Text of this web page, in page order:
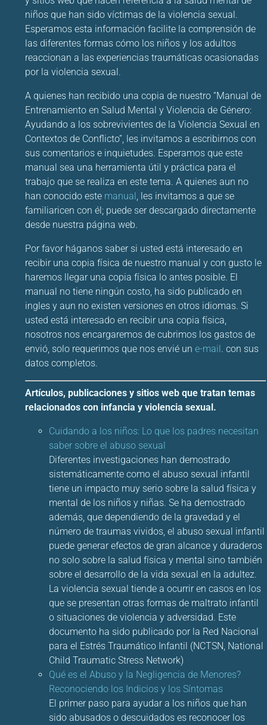
niños que han sido víctimas de la violencia sexual.
Esperamos esta información facilite la comprensión de
las diferentes formas cómo los niños y los adultos
reaccionan a las experiencias traumáticas ocasionadas
por la violencia sexual.
A quienes han recibido una copia de nuestro “Manual de
Entrenamiento en Salud Mental y Violencia de Género:
Ayudando a los sobrevivientes de la Violencia Sexual en
Contextos de Conflicto”, les invitamos a escribirnos con
sus comentarios e inquietudes. Esperamos que este
manual sea una herramienta útil y práctica para el
trabajo que se realiza en este tema. A quienes aun no
han conocido este manual , les invitamos a que se
familiaricen con él; puede ser descargado directamente
desde nuestra página web.
Por favor háganos saber si usted está interesado en
recibir una copia física de nuestro manual y con gusto le
haremos llegar una copia física lo antes posible. El
manual no tiene ningún costo, ha sido publicado en
ingles y aun no existen versiones en otros idiomas. Si
usted está interesado en recibir una copia física,
nosotros nos encargaremos de cubrimos los gastos de
envió, solo requerimos que nos envié une-mail. con sus
datos completos.
Artículos, publicaciones y sitios web que tratan temas
relacionados con infancia y violencia sexual.
Cuidando a los niños: Lo que los padres necesitan
saber sobre el abuso sexual
Diferentes investigaciones han demostrado
sistemáticamente como el abuso sexual infantil
tiene un impacto muy serio sobre la salud física y
mental de los niños y niñas. Se ha demostrado
además, que dependiendo de la gravedad y el
número de traumas vividos, el abuso sexual infantil
puede generar efectos de gran alcance y duraderos
no solo sobre la salud física y mental sino también
sobre el desarrollo de la vida sexual en la adultez.
La violencia sexual tiende a ocurrir en casos en los
que se presentan otras formas de maltrato infantil
o situaciones de violencia y adversidad. Este
documento ha sido publicado por la Red Nacional
para el Estrés Traumático Infantil (NCTSN, National
Child Traumatic Stress Network)
Qué es el Abuso y la Negligencia de Menores?
Reconociendo los Indicios y los Síntomas
El primer paso para ayudar a los niños que han
sido abusados o descuidados es reconocer los